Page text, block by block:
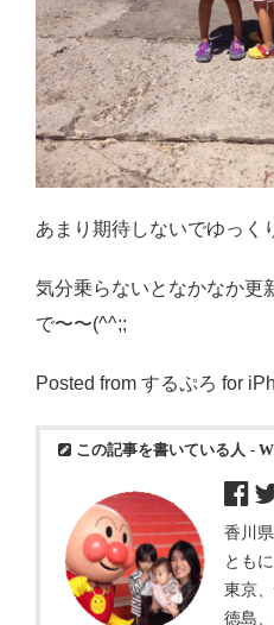
あまり期待しないでゆっく
気分乗らないとなかなか更
で〜〜(^^;;
Posted from するぷろ for
この記事を書いている人 -
香川
とも
東京
徳島